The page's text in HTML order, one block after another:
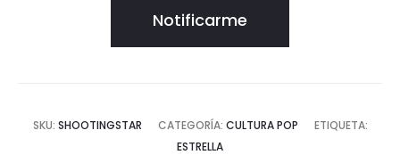
Notificarme
SKU: SHOOTINGSTAR CATEGORÍA: CULTURA POP
ETIQUETA:
ESTRELLA